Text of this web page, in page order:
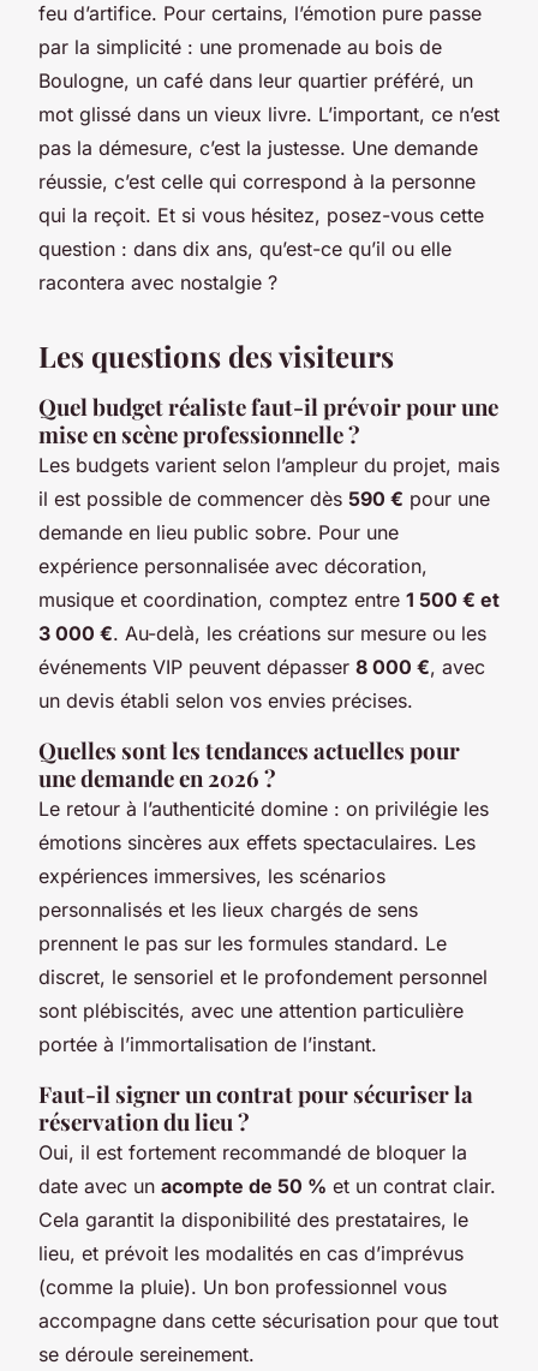
feu d’artifice. Pour certains, l’émotion pure passe
par la simplicité : une promenade au bois de
Boulogne, un café dans leur quartier préféré, un
mot glissé dans un vieux livre. L’important, ce n’est
pas la démesure, c’est la justesse. Une demande
réussie, c’est celle qui correspond à la personne
qui la reçoit. Et si vous hésitez, posez-vous cette
question : dans dix ans, qu’est-ce qu’il ou elle
racontera avec nostalgie ?
Les questions des visiteurs
Quel budget réaliste faut-il prévoir pour une
mise en scène professionnelle ?
Les budgets varient selon l’ampleur du projet, mais
il est possible de commencer dès 590 € pour une
demande en lieu public sobre. Pour une
expérience personnalisée avec décoration,
musique et coordination, comptez entre 1 500 € et
3 000 €. Au-delà, les créations sur mesure ou les
événements VIP peuvent dépasser 8 000 €, avec
un devis établi selon vos envies précises.
Quelles sont les tendances actuelles pour
une demande en 2026 ?
Le retour à l’authenticité domine : on privilégie les
émotions sincères aux effets spectaculaires. Les
expériences immersives, les scénarios
personnalisés et les lieux chargés de sens
prennent le pas sur les formules standard. Le
discret, le sensoriel et le profondement personnel
sont plébiscités, avec une attention particulière
portée à l’immortalisation de l’instant.
Faut-il signer un contrat pour sécuriser la
réservation du lieu ?
Oui, il est fortement recommandé de bloquer la
date avec un acompte de 50 % et un contrat clair.
Cela garantit la disponibilité des prestataires, le
lieu, et prévoit les modalités en cas d’imprévus
(comme la pluie). Un bon professionnel vous
accompagne dans cette sécurisation pour que tout
se déroule sereinement.